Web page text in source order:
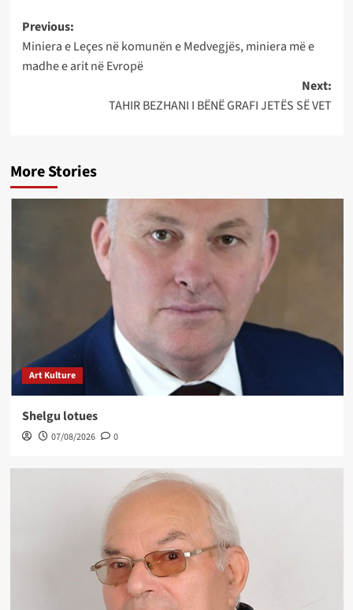
Post
navigation
Previous:
Miniera e Leçes në komunën e Medvegjës, miniera më e
madhe e arit në Evropë
Next:
TAHIR BEZHANI I BËNË GRAFI JETËS SË VET
More Stories
Art Kulture
Shelgu lotues
07/08/2026 0